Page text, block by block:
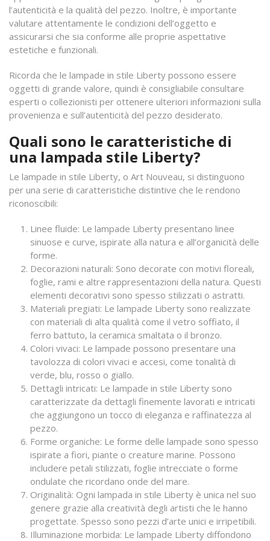
l’autenticità e la qualità del pezzo. Inoltre, è importante
valutare attentamente le condizioni dell’oggetto e
assicurarsi che sia conforme alle proprie aspettative
estetiche e funzionali.
Ricorda che le lampade in stile Liberty possono essere
oggetti di grande valore, quindi è consigliabile consultare
esperti o collezionisti per ottenere ulteriori informazioni sulla
provenienza e sull’autenticità del pezzo desiderato.
Quali sono le caratteristiche di
una lampada stile Liberty?
Le lampade in stile Liberty, o Art Nouveau, si distinguono
per una serie di caratteristiche distintive che le rendono
riconoscibili:
Linee fluide: Le lampade Liberty presentano linee
sinuose e curve, ispirate alla natura e all’organicità delle
forme.
Decorazioni naturali: Sono decorate con motivi floreali,
foglie, rami e altre rappresentazioni della natura. Questi
elementi decorativi sono spesso stilizzati o astratti.
Materiali pregiati: Le lampade Liberty sono realizzate
con materiali di alta qualità come il vetro soffiato, il
ferro battuto, la ceramica smaltata o il bronzo.
Colori vivaci: Le lampade possono presentare una
tavolozza di colori vivaci e accesi, come tonalità di
verde, blu, rosso o giallo.
Dettagli intricati: Le lampade in stile Liberty sono
caratterizzate da dettagli finemente lavorati e intricati
che aggiungono un tocco di eleganza e raffinatezza al
pezzo.
Forme organiche: Le forme delle lampade sono spesso
ispirate a fiori, piante o creature marine. Possono
includere petali stilizzati, foglie intrecciate o forme
ondulate che ricordano onde del mare.
Originalità: Ogni lampada in stile Liberty è unica nel suo
genere grazie alla creatività degli artisti che le hanno
progettate. Spesso sono pezzi d’arte unici e irripetibili.
Illuminazione morbida: Le lampade Liberty diffondono